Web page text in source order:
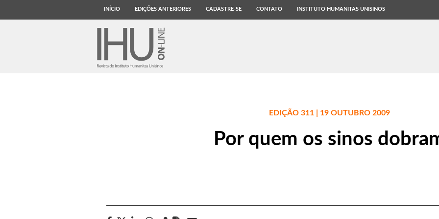
INÍCIO EDIÇÕES ANTERIORES CADASTRE-SE CONTATO INSTITUTO HUMANITAS UNISINOS
EDIÇÃO 311 | 19 OUTUBRO 2009
Por quem os sinos